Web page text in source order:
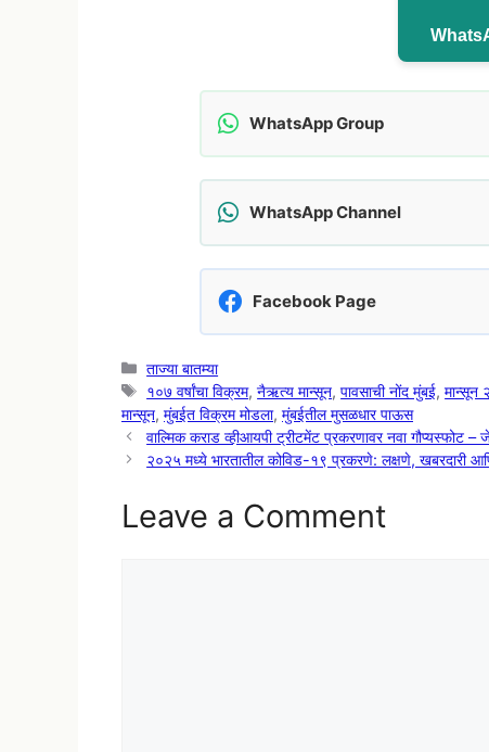
WhatsApp Group
WhatsApp Channel
Facebook Page
Categories
ताज्या बातम्या
Tags
१०७ वर्षांचा विक्रम,नैऋत्य मान्सून,पावसाची नोंद मुंबई,मान्सून
मान्सून, मुंबईत विक्रम मोडला, मुंबईतील मुसळधार पाऊस
वाल्मिक कराड व्हीआयपी ट्रीटमेंट प्रकरणावर नवा गौप्यस्फोट –
२०२५ मध्ये भारतातील कोविड-१९ प्रकरणे: लक्षणे, खबरदारी
Leave a Comment